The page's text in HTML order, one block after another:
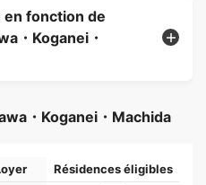
fonction de
・Koganei・
・Koganei・Machida
Résidences éligibles